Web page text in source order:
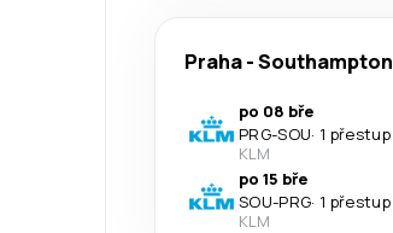
Praha-Southampton
po 08 bře
PRG-SOU· 1 přestup
KLM
po 15 bře
SOU-PRG· 1 přestup
KLM